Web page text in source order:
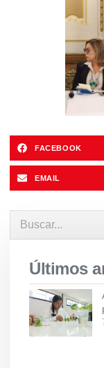
FACEBOOK
EMAIL
Últimos